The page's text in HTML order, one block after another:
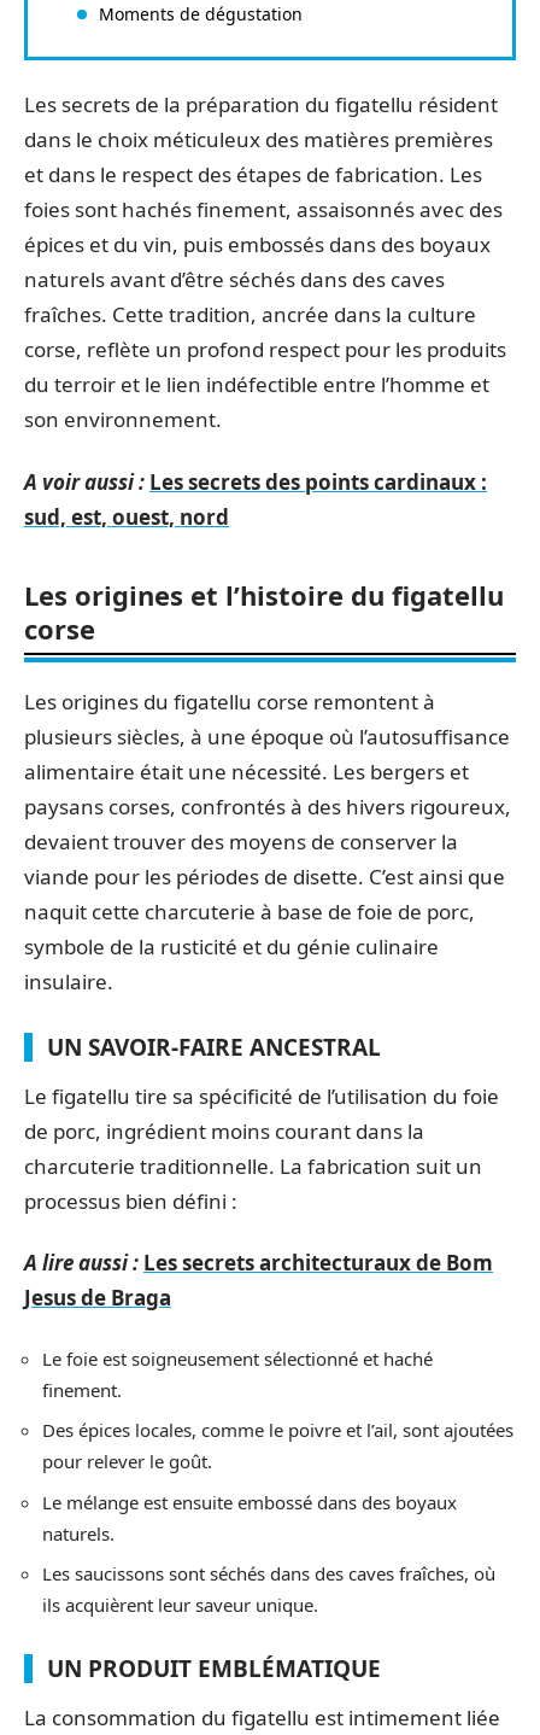
Moments de dégustation
Les secrets de la préparation du figatellu résident
dans le choix méticuleux des matières premières
et dans le respect des étapes de fabrication. Les
foies sont hachés finement, assaisonnés avec des
épices et du vin, puis embossés dans des boyaux
naturels avant d’être séchés dans des caves
fraîches. Cette tradition, ancrée dans la culture
corse, reflète un profond respect pour les produits
du terroir et le lien indéfectible entre l’homme et
son environnement.
A voir aussi : Les secrets des points cardinaux :
sud, est, ouest, nord
Les origines et l’histoire du figatellu
corse
Les origines du figatellu corse remontent à
plusieurs siècles, à une époque où l’autosuffisance
alimentaire était une nécessité. Les bergers et
paysans corses, confrontés à des hivers rigoureux,
devaient trouver des moyens de conserver la
viande pour les périodes de disette. C’est ainsi que
naquit cette charcuterie à base de foie de porc,
symbole de la rusticité et du génie culinaire
insulaire.
UN SAVOIR-FAIRE ANCESTRAL
Le figatellu tire sa spécificité de l’utilisation du foie
de porc, ingrédient moins courant dans la
charcuterie traditionnelle. La fabrication suit un
processus bien défini :
A lire aussi : Les secrets architecturaux de Bom
Jesus de Braga
Le foie est soigneusement sélectionné et haché
finement.
Des épices locales, comme le poivre et l’ail, sont ajoutées
pour relever le goût.
Le mélange est ensuite embossé dans des boyaux
naturels.
Les saucissons sont séchés dans des caves fraîches, où
ils acquièrent leur saveur unique.
UN PRODUIT EMBLÉMATIQUE
La consommation du figatellu est intimement liée